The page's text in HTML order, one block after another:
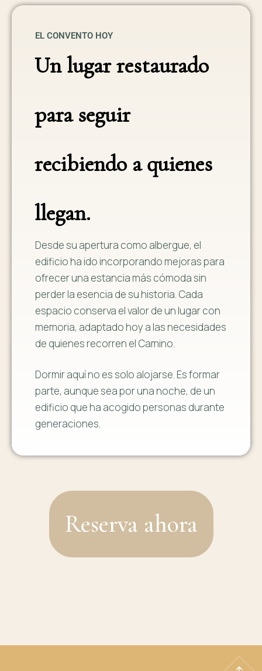
EL CONVENTO HOY
Un lugar restaurado
para seguir
recibiendo a quienes
llegan.
Desde su apertura como albergue, el
edificio ha ido incorporando mejoras para
ofrecer una estancia más cómoda sin
perder la esencia de su historia. Cada
espacio conserva el valor de un lugar con
memoria, adaptado hoy a las necesidades
de quienes recorren el Camino.
Dormir aquí no es solo alojarse. Es formar
parte, aunque sea por una noche, de un
edificio que ha acogido personas durante
generaciones.
Reserva ahora